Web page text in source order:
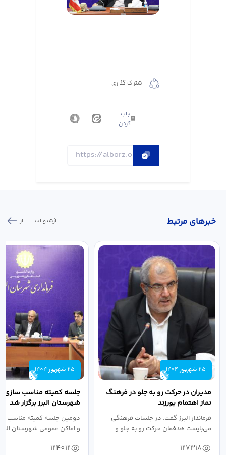
اشتراک گذاری
چاپ
کردن
خبر‌های مرتبط آرشیو اخبـــــــــــار
25 شهریور 1404
مدیران در حرکت رو به جلو در فرهنگ
نماز اهتمام بورزند
فرماندار البرز گفت: در جلسات فرهنگی
می‌بایست هدفمان حرکت رو به جلو و
127318
25 شهریور 1404
جلسه کمیته مناسب سازی
شهرستان البرز برگزار شد
دومین جلسه کمیته مناسب
و اماکن عمومی شهرستان
124012